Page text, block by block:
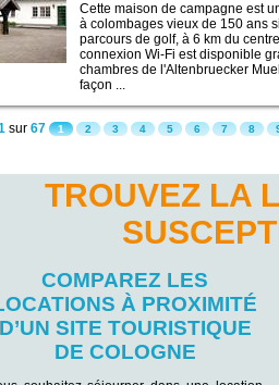
Cette maison de campagne est
à colombages vieux de 150 ans
parcours de golf, à 6 km du
connexion Wi-Fi est disponible
chambres de l'Altenbruecker
façon ...
sur67 1 2 3 4 5 6 7 8
TROUVEZ LA
COMPAREZ LES
À PROXIMITÉ
D’UN SITE TOURISTIQUE
DE COLOGNE